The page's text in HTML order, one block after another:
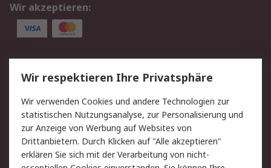
Wir akzeptieren:
Service
Value Added Services
Lieferlösungen
Rücksendungen
Kontakt
Hilfe
Privatkunden
Rechtliches
Wir respektieren Ihre Privatsphäre
Wir verwenden Cookies und andere Technologien zur
statistischen Nutzungsanalyse, zur Personalisierung und
zur Anzeige von Werbung auf Websites von
Drittanbietern. Durch Klicken auf "Alle akzeptieren"
erklären Sie sich mit der Verarbeitung von nicht-